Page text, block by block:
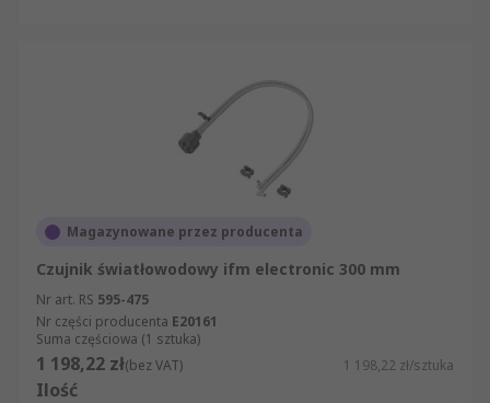
Magazynowane przez producenta
Czujnik światłowodowy ifm electronic 300 mm
Nr art. RS 595-475
Nr części producenta E20161
Suma częściowa (1 sztuka)
1 198,22 zł(bez VAT) 1 198,22 zł/sztuka
Ilość